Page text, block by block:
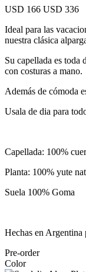
USD 166 USD 336
Ideal para las
nuestra clásica
Su capellada es toda
con costuras a mano.
Además de cómoda
Usala de dia para
Capellada: 100%
Planta: 100% yute
Suela 100% Goma
Hechas en Argentina
Pre-order
Color